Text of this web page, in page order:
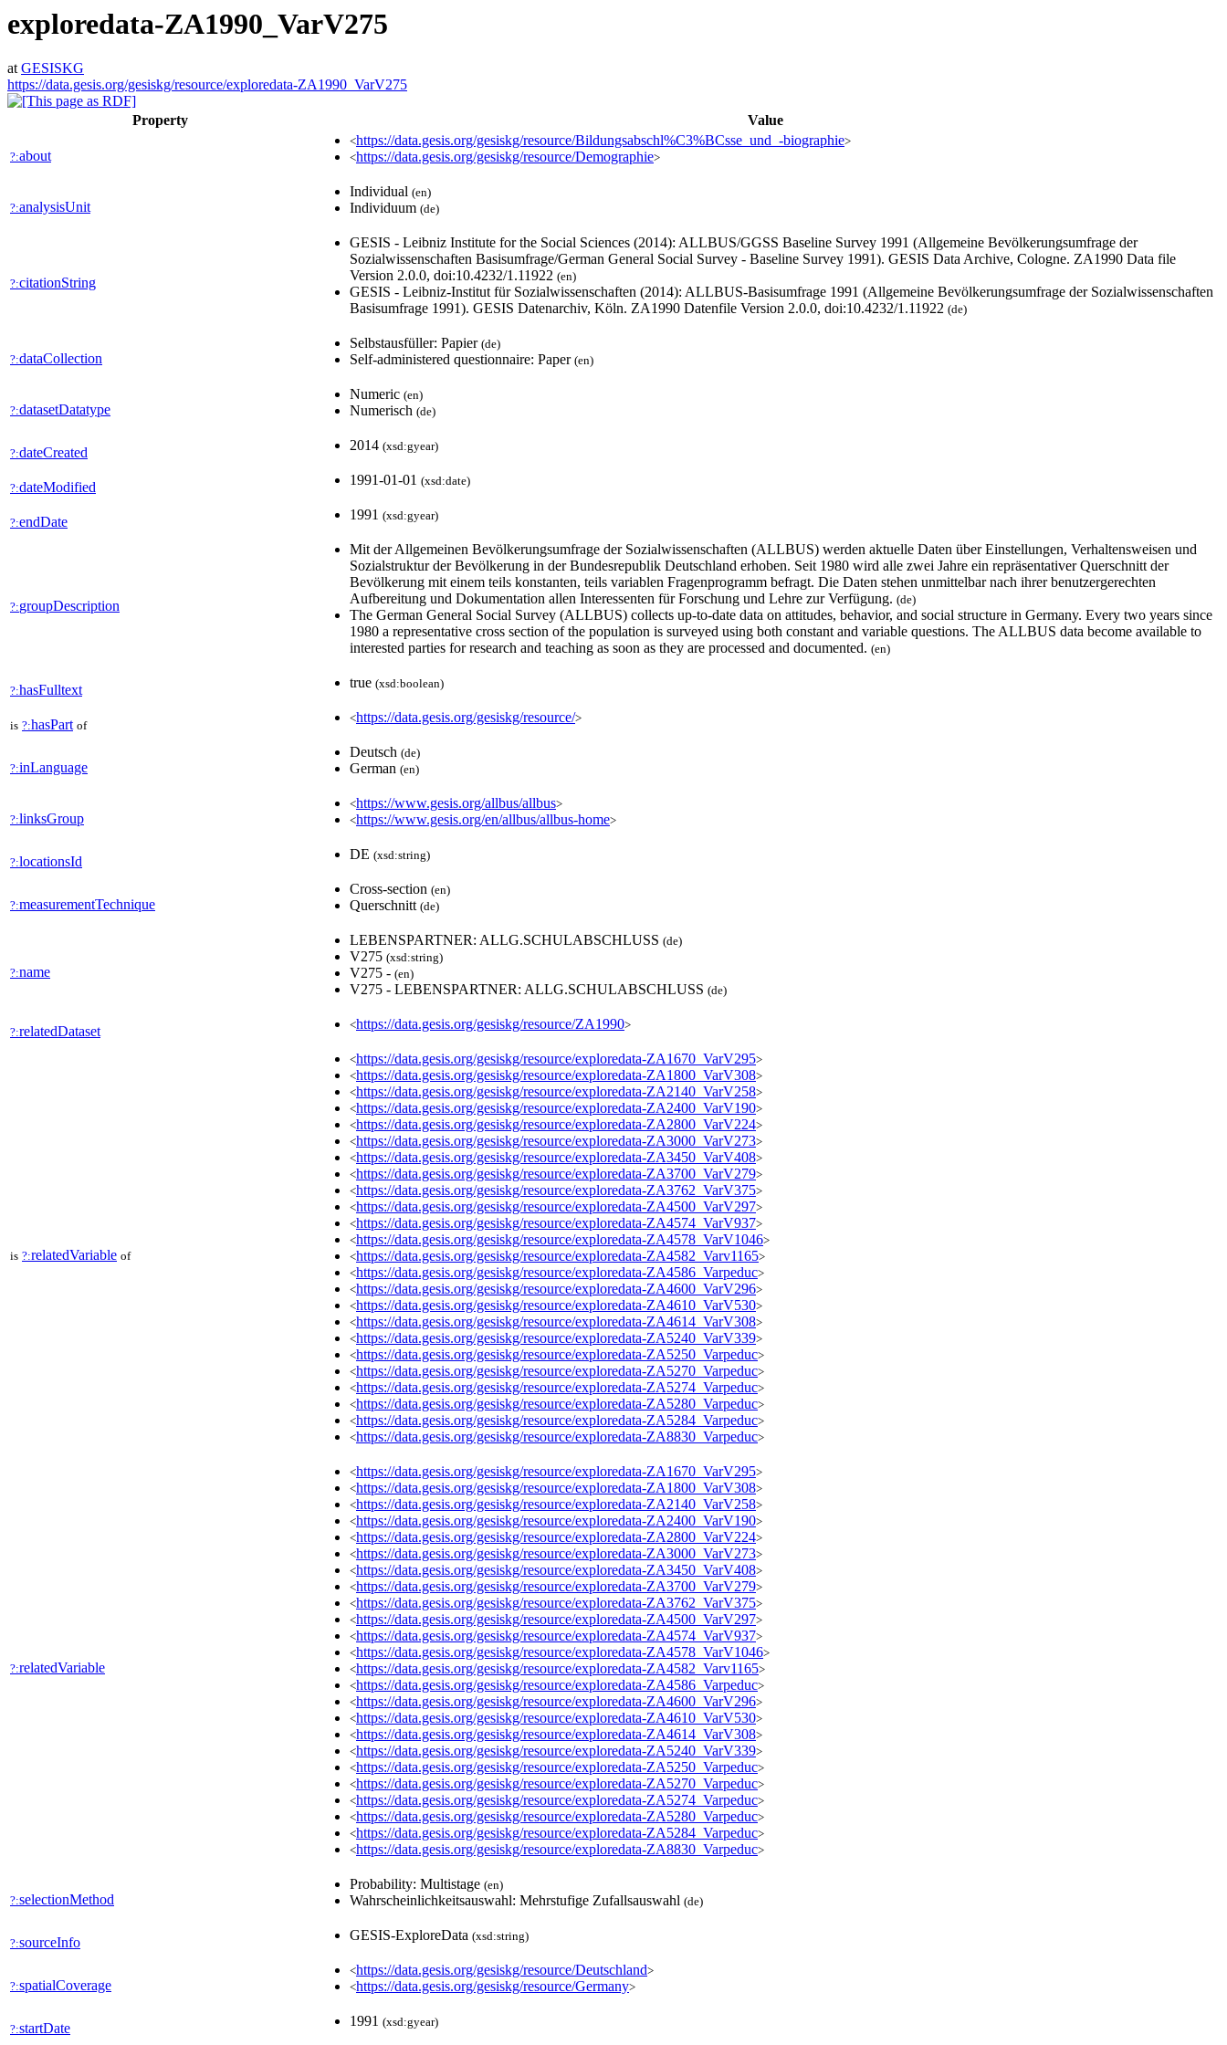
exploredata-ZA1990_VarV275
atGESISKG
https://data.gesis.org/gesiskg/resource/exploredata-ZA1990_VarV275
Property Value
?:about
<https://data.gesis.org/gesiskg/resource/Bildungsabschl%C3%BCsse_und_-biographie>
<https://data.gesis.org/gesiskg/resource/Demographie>
?:analysisUnit
Individual (en)
Individuum (de)
?:citationString
GESIS - Leibniz Institute for the Social Sciences (2014): ALLBUS/GGSS Baseline Survey 1991 (Allgemeine Bevölkerungsumfrage der
Sozialwissenschaften Basisumfrage/German General Social Survey - Baseline Survey 1991). GESIS Data Archive, Cologne. ZA1990 Data file
Version 2.0.0, doi:10.4232/1.11922 (en)
GESIS - Leibniz-Institut für Sozialwissenschaften (2014): ALLBUS-Basisumfrage 1991 (Allgemeine Bevölkerungsumfrage der Sozialwissenschaften
Basisumfrage 1991). GESIS Datenarchiv, Köln. ZA1990 Datenfile Version 2.0.0, doi:10.4232/1.11922 (de)
?:dataCollection
Selbstausfüller: Papier (de)
Self-administered questionnaire: Paper (en)
?:datasetDatatype
Numeric (en)
Numerisch (de)
?:dateCreated 2014 (xsd:gyear)
?:dateModified 1991-01-01 (xsd:date)
?:endDate 1991 (xsd:gyear)
?:groupDescription
Mit der Allgemeinen Bevölkerungsumfrage der Sozialwissenschaften (ALLBUS) werden aktuelle Daten über Einstellungen, Verhaltensweisen und
Sozialstruktur der Bevölkerung in der Bundesrepublik Deutschland erhoben. Seit 1980 wird alle zwei Jahre ein repräsentativer Querschnitt der
Bevölkerung mit einem teils konstanten, teils variablen Fragenprogramm befragt. Die Daten stehen unmittelbar nach ihrer benutzergerechten
Aufbereitung und Dokumentation allen Interessenten für Forschung und Lehre zur Verfügung. (de)
The German General Social Survey (ALLBUS) collects up-to-date data on attitudes, behavior, and social structure in Germany. Every two years since
1980 a representative cross section of the population is surveyed using both constant and variable questions. The ALLBUS data become available to
interested parties for research and teaching as soon as they are processed and documented. (en)
?:hasFulltext true (xsd:boolean)
is ?:hasPart of
<https://data.gesis.org/gesiskg/resource/>
?:inLanguage
Deutsch (de)
German (en)
?:linksGroup
<https://www.gesis.org/allbus/allbus>
<https://www.gesis.org/en/allbus/allbus-home>
?:locationsId DE (xsd:string)
?:measurementTechnique
Cross-section (en)
Querschnitt (de)
?:name
LEBENSPARTNER: ALLG.SCHULABSCHLUSS (de)
V275 (xsd:string)
V275 - (en)
V275 - LEBENSPARTNER: ALLG.SCHULABSCHLUSS (de)
?:relatedDataset <https://data.gesis.org/gesiskg/resource/ZA1990>
is ?:relatedVariable of
<https://data.gesis.org/gesiskg/resource/exploredata-ZA1670_VarV295>
<https://data.gesis.org/gesiskg/resource/exploredata-ZA1800_VarV308>
<https://data.gesis.org/gesiskg/resource/exploredata-ZA2140_VarV258>
<https://data.gesis.org/gesiskg/resource/exploredata-ZA2400_VarV190>
<https://data.gesis.org/gesiskg/resource/exploredata-ZA2800_VarV224>
<https://data.gesis.org/gesiskg/resource/exploredata-ZA3000_VarV273>
<https://data.gesis.org/gesiskg/resource/exploredata-ZA3450_VarV408>
<https://data.gesis.org/gesiskg/resource/exploredata-ZA3700_VarV279>
<https://data.gesis.org/gesiskg/resource/exploredata-ZA3762_VarV375>
<https://data.gesis.org/gesiskg/resource/exploredata-ZA4500_VarV297>
<https://data.gesis.org/gesiskg/resource/exploredata-ZA4574_VarV937>
<https://data.gesis.org/gesiskg/resource/exploredata-ZA4578_VarV1046>
<https://data.gesis.org/gesiskg/resource/exploredata-ZA4582_Varv1165>
<https://data.gesis.org/gesiskg/resource/exploredata-ZA4586_Varpeduc>
<https://data.gesis.org/gesiskg/resource/exploredata-ZA4600_VarV296>
<https://data.gesis.org/gesiskg/resource/exploredata-ZA4610_VarV530>
<https://data.gesis.org/gesiskg/resource/exploredata-ZA4614_VarV308>
<https://data.gesis.org/gesiskg/resource/exploredata-ZA5240_VarV339>
<https://data.gesis.org/gesiskg/resource/exploredata-ZA5250_Varpeduc>
<https://data.gesis.org/gesiskg/resource/exploredata-ZA5270_Varpeduc>
<https://data.gesis.org/gesiskg/resource/exploredata-ZA5274_Varpeduc>
<https://data.gesis.org/gesiskg/resource/exploredata-ZA5280_Varpeduc>
<https://data.gesis.org/gesiskg/resource/exploredata-ZA5284_Varpeduc>
<https://data.gesis.org/gesiskg/resource/exploredata-ZA8830_Varpeduc>
?:relatedVariable
<https://data.gesis.org/gesiskg/resource/exploredata-ZA1670_VarV295>
<https://data.gesis.org/gesiskg/resource/exploredata-ZA1800_VarV308>
<https://data.gesis.org/gesiskg/resource/exploredata-ZA2140_VarV258>
<https://data.gesis.org/gesiskg/resource/exploredata-ZA2400_VarV190>
<https://data.gesis.org/gesiskg/resource/exploredata-ZA2800_VarV224>
<https://data.gesis.org/gesiskg/resource/exploredata-ZA3000_VarV273>
<https://data.gesis.org/gesiskg/resource/exploredata-ZA3450_VarV408>
<https://data.gesis.org/gesiskg/resource/exploredata-ZA3700_VarV279>
<https://data.gesis.org/gesiskg/resource/exploredata-ZA3762_VarV375>
<https://data.gesis.org/gesiskg/resource/exploredata-ZA4500_VarV297>
<https://data.gesis.org/gesiskg/resource/exploredata-ZA4574_VarV937>
<https://data.gesis.org/gesiskg/resource/exploredata-ZA4578_VarV1046>
<https://data.gesis.org/gesiskg/resource/exploredata-ZA4582_Varv1165>
<https://data.gesis.org/gesiskg/resource/exploredata-ZA4586_Varpeduc>
<https://data.gesis.org/gesiskg/resource/exploredata-ZA4600_VarV296>
<https://data.gesis.org/gesiskg/resource/exploredata-ZA4610_VarV530>
<https://data.gesis.org/gesiskg/resource/exploredata-ZA4614_VarV308>
<https://data.gesis.org/gesiskg/resource/exploredata-ZA5240_VarV339>
<https://data.gesis.org/gesiskg/resource/exploredata-ZA5250_Varpeduc>
<https://data.gesis.org/gesiskg/resource/exploredata-ZA5270_Varpeduc>
<https://data.gesis.org/gesiskg/resource/exploredata-ZA5274_Varpeduc>
<https://data.gesis.org/gesiskg/resource/exploredata-ZA5280_Varpeduc>
<https://data.gesis.org/gesiskg/resource/exploredata-ZA5284_Varpeduc>
<https://data.gesis.org/gesiskg/resource/exploredata-ZA8830_Varpeduc>
?:selectionMethod
Probability: Multistage (en)
Wahrscheinlichkeitsauswahl: Mehrstufige Zufallsauswahl (de)
?:sourceInfo GESIS-ExploreData (xsd:string)
?:spatialCoverage
<https://data.gesis.org/gesiskg/resource/Deutschland>
<https://data.gesis.org/gesiskg/resource/Germany>
?:startDate 1991 (xsd:gyear)